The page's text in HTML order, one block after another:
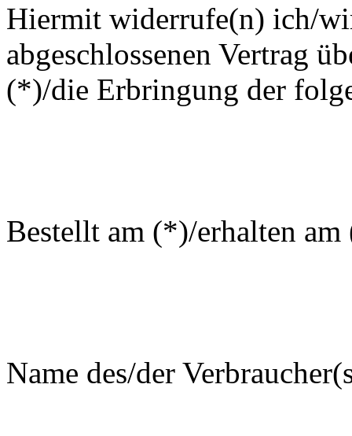
Hiermit widerrufe(n) ich/
abgeschlossenen Vertrag
(*)/die Erbringung der
Bestellt am (*)/erhalten
Name des/der